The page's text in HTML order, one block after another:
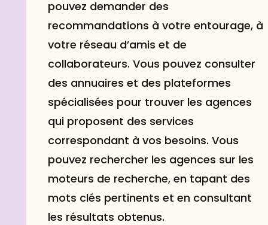
pouvez demander des
recommandations à votre entourage, à
votre réseau d’amis et de
collaborateurs. Vous pouvez consulter
des annuaires et des plateformes
spécialisées pour trouver les agences
qui proposent des services
correspondant à vos besoins. Vous
pouvez rechercher les agences sur les
moteurs de recherche, en tapant des
mots clés pertinents et en consultant
les résultats obtenus.